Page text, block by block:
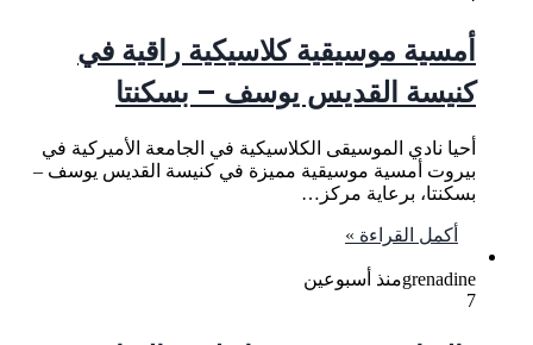
أمسية موسيقية كلاسيكية راقية في
كنيسة القديس يوسف – بسكنتا
أحيا نادي الموسيقى الكلاسيكية في الجامعة الأميركية في
بيروت أمسية موسيقية مميزة في كنيسة القديس يوسف –
بسكنتا، برعاية مركز…
أكمل القراءة »
grenadineمنذ أسبوعين
7